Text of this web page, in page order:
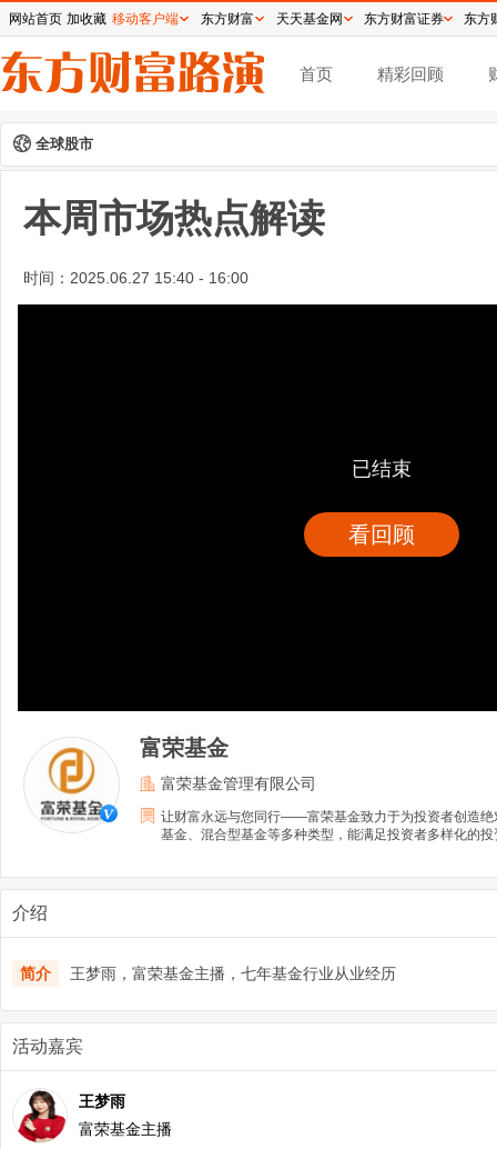
首页 精彩回顾
全球股市
本周市场热点解读
时间： 2025.06.27 15:40 - 16:00
已结束
看回顾
富荣基金
富荣基金管理有限公司
让财富永远与您同行——富荣基金致力于为投资者创造绝
基金、混合型基金等多种类型，能满足投资者多样化的投
介绍
简介 王梦雨，富荣基金主播，七年基金行业从业经历
活动嘉宾
王梦雨
富荣基金主播
网站首页 加收藏 移动客户端 东方财富 天天基金网 东方财富证券 东方